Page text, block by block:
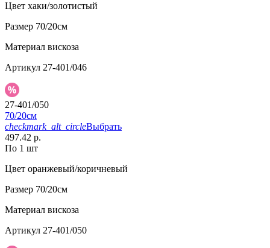
Цвет хаки/золотистый
Размер 70/20см
Материал вискоза
Артикул 27-401/046
27-401/050
70/20см
checkmark_alt_circleВыбрать
497.42 р.
По 1 шт
Цвет оранжевый/коричневый
Размер 70/20см
Материал вискоза
Артикул 27-401/050